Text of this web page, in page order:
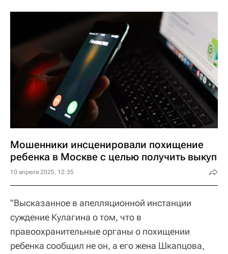
Мошенники инсценировали похищение
ребенка в Москве с целью получить выкуп
10 апреля 2025, 12:35
"Высказанное в апелляционной инстанции
суждение Кулагина о том, что в
правоохранительные органы о похищении
ребенка сообщил не он, а его жена Шкапцова,